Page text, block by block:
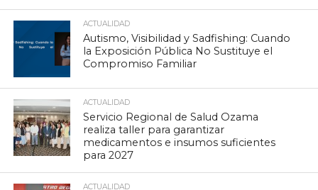
ACTUALIDAD
Autismo, Visibilidad y Sadfishing: Cuando
la Exposición Pública No Sustituye el
Compromiso Familiar
ACTUALIDAD
Servicio Regional de Salud Ozama
realiza taller para garantizar
medicamentos e insumos suficientes
para 2027
ACTUALIDAD